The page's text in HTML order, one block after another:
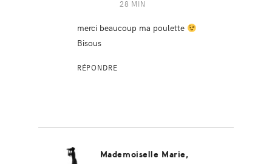
28 MIN
merci beaucoup ma poulette
Bisous
RÉPONDRE
Mademoiselle Marie,